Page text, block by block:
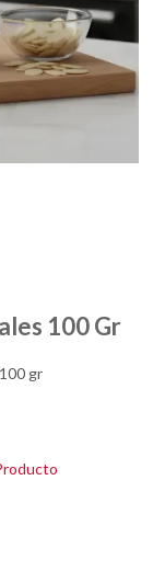
100 Gr
gr